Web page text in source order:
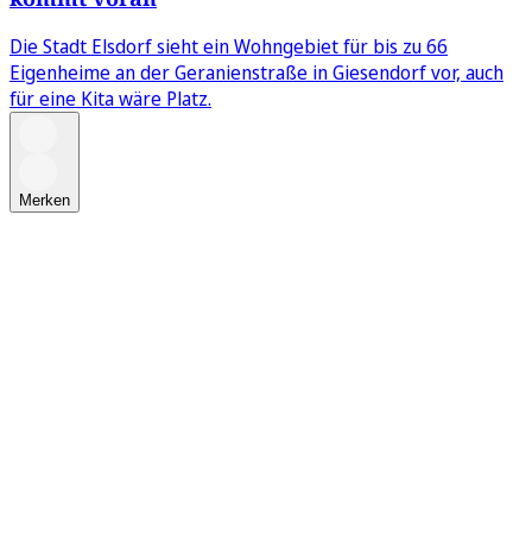
Die Stadt Elsdorf sieht ein Wohngebiet für bis zu 66
Eigenheime an der Geranienstraße in Giesendorf vor, auch
für eine Kita wäre Platz.
Merken